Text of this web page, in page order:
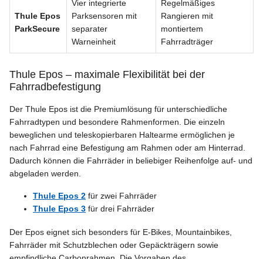
Thule Epos
ParkSecure
Vier integrierte
Parksensoren mit
separater
Warneinheit
Regelmäßiges
Rangieren mit
montiertem
Fahrradträger
Thule Epos – maximale Flexibilität bei der
Fahrradbefestigung
Der Thule Epos ist die Premiumlösung für unterschiedliche
Fahrradtypen und besondere Rahmenformen. Die einzeln
beweglichen und teleskopierbaren Haltearme ermöglichen je
nach Fahrrad eine Befestigung am Rahmen oder am Hinterrad.
Dadurch können die Fahrräder in beliebiger Reihenfolge auf- und
abgeladen werden.
Thule Epos 2 für zwei Fahrräder
Thule Epos 3 für drei Fahrräder
Der Epos eignet sich besonders für E-Bikes, Mountainbikes,
Fahrräder mit Schutzblechen oder Gepäckträgern sowie